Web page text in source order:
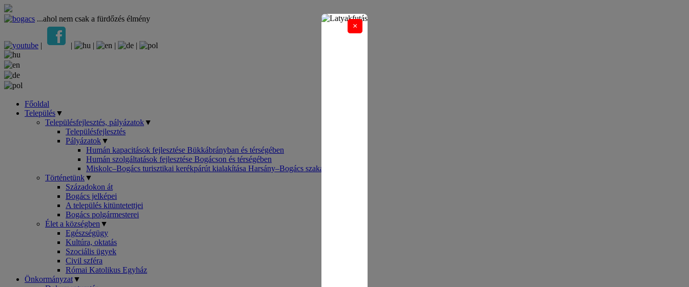
...ahol nem csak a fürdőzés élmény
| | | | |
Főoldal
Település▼
Településfejlesztés, pályázatok▼
Településfejlesztés
Pályázatok▼
Humán kapacitások fejlesztése Bükkábrányban és térségében
Humán szolgáltatások fejlesztése Bogácson és térségében
Miskolc–Bogács turisztikai kerékpárút kialakítása Harsány–Bogács szakaszon
Történetünk▼
Századokon át
Bogács jelképei
A település kitüntetettjei
Bogács polgármesterei
Élet a községben ▼
Egészségügy
Kultúra, oktatás
Szociális ügyek
Civil szféra
Római Katolikus Egyház
Önkormányzat▼
×